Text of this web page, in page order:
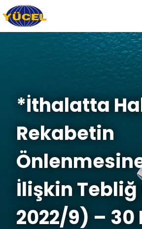
*İthalatta
Rekabetin
İlişkin Tebliğ
2022/9) – 30